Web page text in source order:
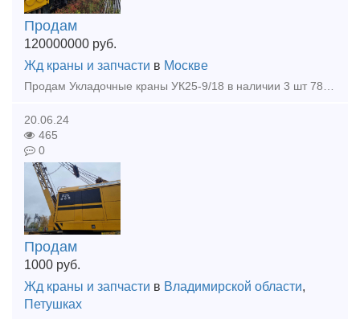
Продам
120000000 руб.
Жд краны и запчасти в Москве
Продам Укладочные краны УК25-9/18 в наличии 3 шт 78, 82, 83 г.выпуска, в рабочем состоянии! Дополнительная информация прайс, фото, цена по запросу отправлю на почту! Цена указана за ед.
20.06.24
465
0
Продам
1000 руб.
Жд краны и запчасти в Владимирской области,
Петушках